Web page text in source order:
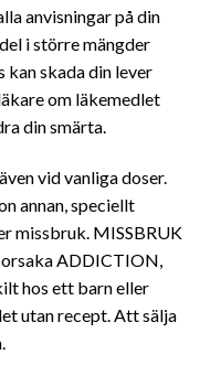
anvisningar på din
i större mängder
kan skada din lever
om läkemedlet
din smärta.
vid vanliga doser.
annan, speciellt
missbruk. MISSBRUK
ADDICTION,
hos ett barn eller
utan recept. Att sälja